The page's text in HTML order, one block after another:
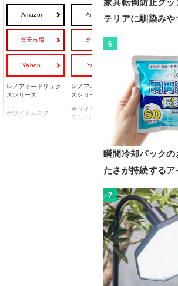
Amazon
楽天市場
Yahoo!
Amazon
楽天市場
Yahoo!
レノアオードリュク
スシリーズ
レノアオードリュク
スシリーズ
ホワイトムスク
ホワイトピーチ＆カ
モミール
立を求める方。
家具転倒防止グ
テリアに馴染み
6
瞬間冷却パック
たさが持続する
7